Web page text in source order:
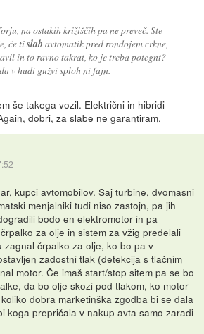
na ostakih križiščih pa ne preveč. Ste
če tislab avtomatik pred rondojem crkne,
in to ravno takrat, ko je treba potegnt?
v hudi gužvi sploh ni fajn.
še takega vozil. Električni in hibridi
dobri, za slabe ne garantiram.
kupci avtomobilov. Saj turbine, dvomasni
menjalniki tudi niso zastojn, pa jih
bodo en elektromotor in pa
za olje in sistem za vžig predelali
črpalko za olje, ko bo pa v
zadostni tlak (detekcija s tlačnim
motor. Če imaš start/stop sitem pa se bo
da bo olje skozi pod tlakom, ko motor
dobra marketinška zgodba bi se dala
koga prepričala v nakup avta samo zaradi